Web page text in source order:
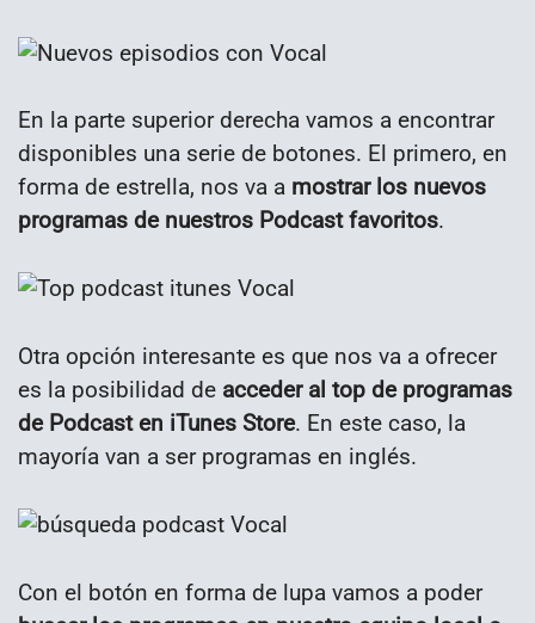
En la parte superior derecha vamos a encontrar
disponibles una serie de botones. El primero, en
forma de estrella, nos va a mostrar los nuevos
programas de nuestros Podcast favoritos.
Otra opción interesante es que nos va a ofrecer
es la posibilidad de acceder al top de programas
de Podcast en iTunes Store. En este caso, la
mayoría van a ser programas en inglés.
Con el botón en forma de lupa vamos a poder